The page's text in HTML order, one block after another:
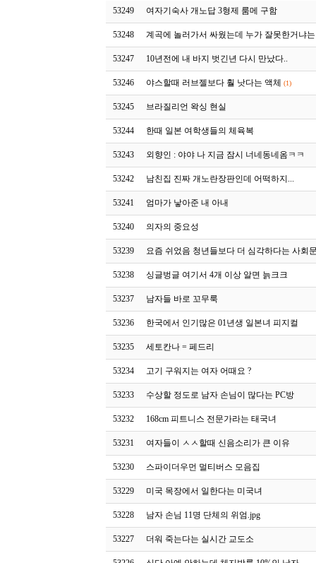
53249 여자기숙사 개노답 3형제 룸메 구함
53248 계곡에 놀러가서 싸웠는데 누가 잘못한거냐
53247 10년전에 내 바지 벗긴년 다시 만났다..
53246 야스할때 러브젤보다 훨 낫다는 액체 (1)
53245 브라질리언 왁싱 현실
53244 한때 일본 여학생들의 체육복
53243 외향인 : 야야 나 지금 잠시 너네동네옴ㅋㅋ
53242 남친집 진짜 개노란장판인데 어떡하지...
53241 엄마가 낳아준 내 아내
53240 의자의 중요성
53239 요즘 쉬었음 청년들보다 더 심각하다는 사회
53238 싱글벙글 여기서 4개 이상 알면 늙크크
53237 남자들 바로 꼬무룩
53236 한국에서 인기많은 01년생 일본녀 피지컬
53235 세토칸나 = 페드리
53234 고기 구워지는 여자 어때요 ?
53233 수상할 정도로 남자 손님이 많다는 PC방
53232 168cm 피트니스 전문가라는 태국녀
53231 여자들이 ㅅㅅ할때 신음소리가 큰 이유
53230 스파이더우먼 멀티버스 모음집
53229 미국 목장에서 일한다는 미국녀
53228 남자 손님 11명 단체의 위엄.jpg
53227 더워 죽는다는 실시간 교도소